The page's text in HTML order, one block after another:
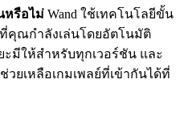
หรือไม่ Wand ใช้เทคโนโลยีขั้น
ที่คุณกำลังเล่นโดยอัตโนมัติ
มีให้สำหรับทุกเวอร์ชัน และ
ยเหลือเกมเพลย์ที่เข้ากันได้ที่